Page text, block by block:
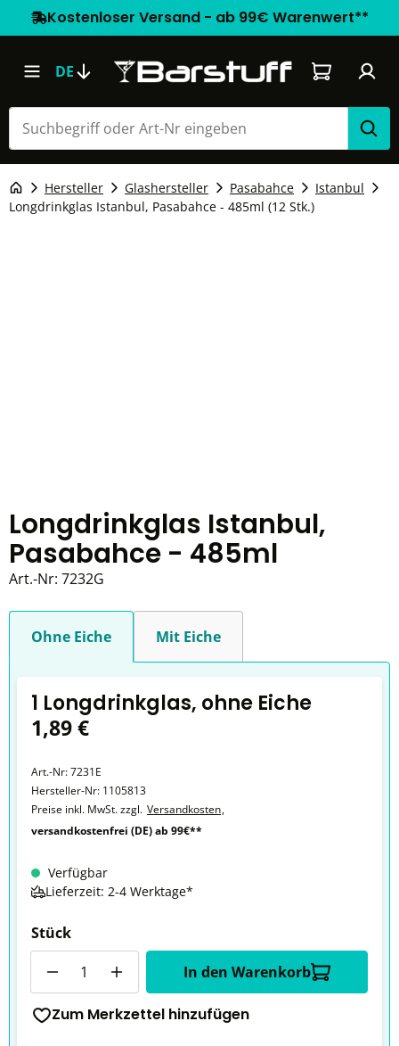
Kostenloser Versand - ab 99€ Warenwert**
DE Warenkorb
Hersteller Glashersteller Pasabahce
Istanbul
Longdrinkglas Istanbul, Pasabahce - 485ml (12 Stk.)
Longdrinkglas Istanbul,
Pasabahce - 485ml
Art.-Nr: 7232G
Ohne Eiche Mit Eiche
1 Longdrinkglas, ohne Eiche
1,89 €
Art.-Nr:7231E
Hersteller-Nr: 1105813
Preise inkl. MwSt. zzgl. Versandkosten,
versandkostenfrei (DE) ab 99€**
Verfügbar
Lieferzeit: 2-4 Werktage*
Stück
In den Warenkorb
Zum Merkzettel hinzufügen